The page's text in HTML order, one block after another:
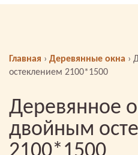
Главная › Деревянные окна ›
остеклением 2100*1500
Деревянное
двойным